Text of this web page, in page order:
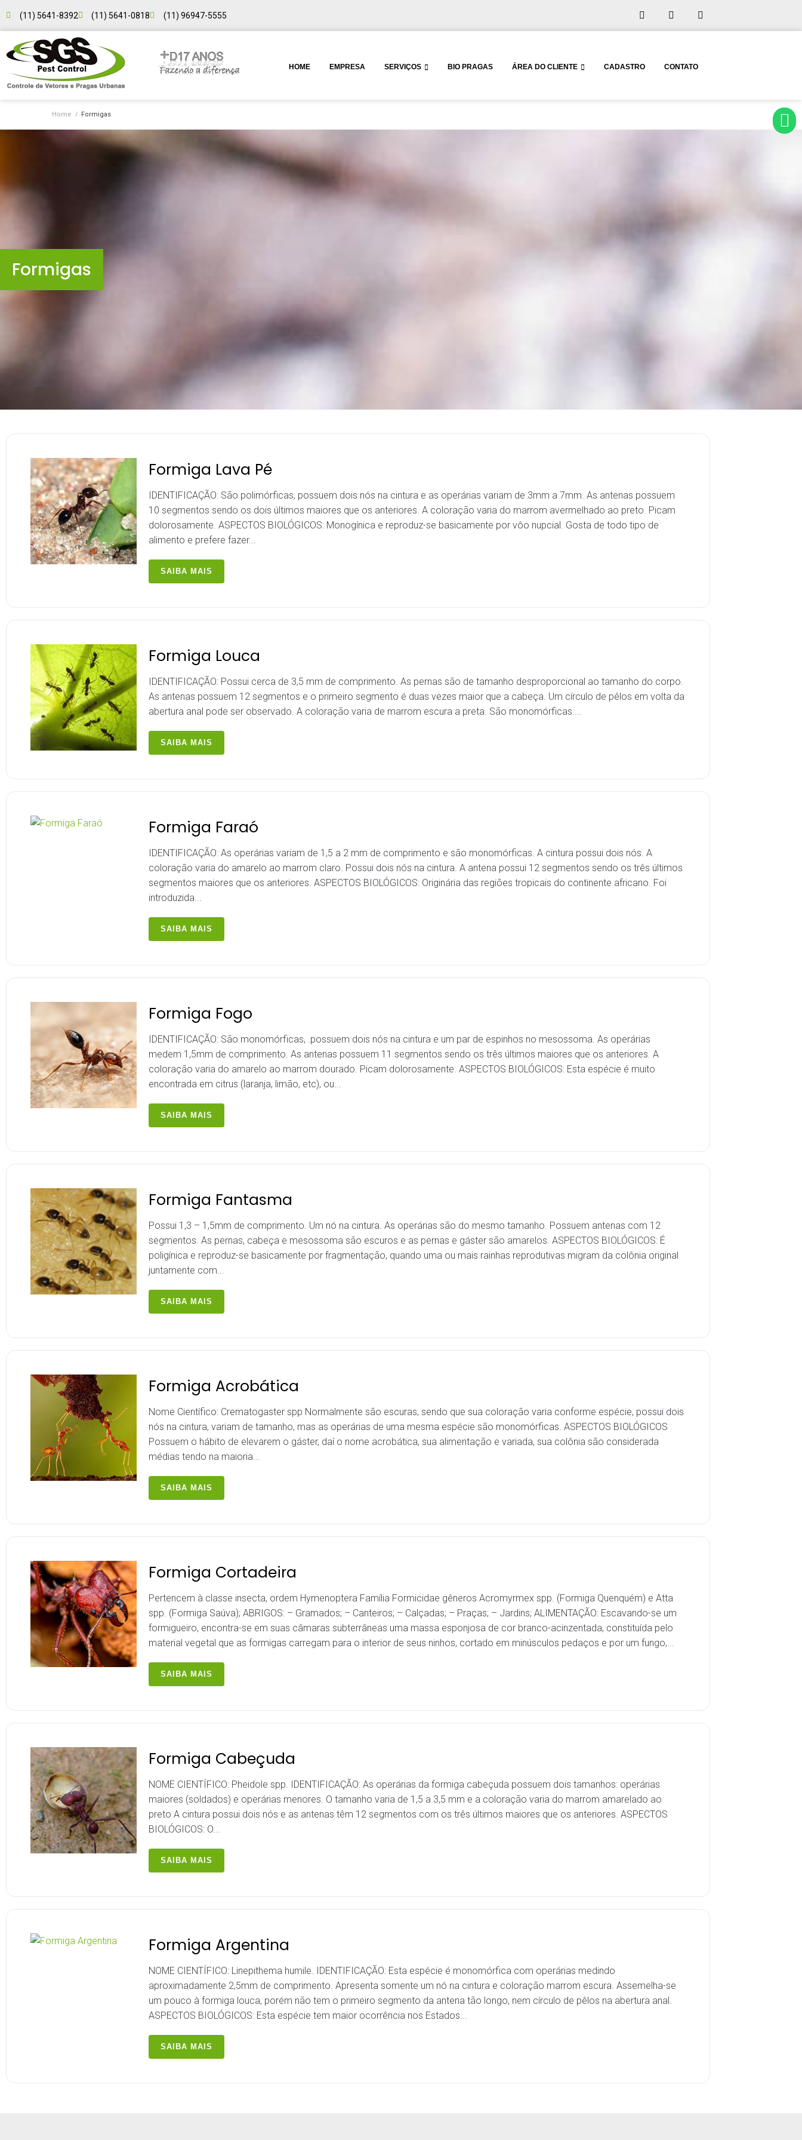
(11) 5641-8392 (11) 5641-0818 (11) 96947-5555
HOME EMPRESA SERVIÇOS BIO PRAGAS ÁREA DO CLIENTE CADASTRO CONTATO
Home / Formigas
Formigas
Formiga Lava Pé
IDENTIFICAÇÃO: São polimórficas, possuem dois nós na cintura e as operárias variam de 3mm a 7mm. As antenas possuem
10 segmentos sendo os dois últimos maiores que os anteriores. A coloração varia do marrom avermelhado ao preto. Picam
dolorosamente. ASPECTOS BIOLÓGICOS: Monogínica e reproduz-se basicamente por vôo nupcial. Gosta de todo tipo de
alimento e prefere fazer...
SAIBA MAIS
Formiga Louca
IDENTIFICAÇÃO: Possui cerca de 3,5 mm de comprimento. As pernas são de tamanho desproporcional ao tamanho do corpo.
As antenas possuem 12 segmentos e o primeiro segmento é duas vezes maior que a cabeça. Um círculo de pêlos em volta da
abertura anal pode ser observado. A coloração varia de marrom escura a preta. São monomórficas....
SAIBA MAIS
Formiga Faraó
IDENTIFICAÇÃO: As operárias variam de 1,5 a 2 mm de comprimento e são monomórficas. A cintura possui dois nós. A
coloração varia do amarelo ao marrom claro. Possui dois nós na cintura. A antena possui 12 segmentos sendo os três últimos
segmentos maiores que os anteriores. ASPECTOS BIOLÓGICOS: Originária das regiões tropicais do continente africano. Foi
introduzida...
SAIBA MAIS
Formiga Fogo
IDENTIFICAÇÃO: São monomórficas, .possuem dois nós na cintura e um par de espinhos no mesossoma. As operárias
medem 1,5mm de comprimento. As antenas possuem 11 segmentos sendo os três últimos maiores que os anteriores. A
coloração varia do amarelo ao marrom dourado. Picam dolorosamente. ASPECTOS BIOLÓGICOS: Esta espécie é muito
encontrada em citrus (laranja, limão, etc), ou...
SAIBA MAIS
Formiga Fantasma
Possui 1,3 – 1,5mm de comprimento. Um nó na cintura. As operárias são do mesmo tamanho. Possuem antenas com 12
segmentos. As pernas, cabeça e mesossoma são escuros e as pernas e gáster são amarelos. ASPECTOS BIOLÓGICOS: É
poligínica e reproduz-se basicamente por fragmentação, quando uma ou mais rainhas reprodutivas migram da colônia original
juntamente com...
SAIBA MAIS
Formiga Acrobática
Nome Científico: Crematogaster spp Normalmente são escuras, sendo que sua coloração varia conforme espécie, possui dois
nós na cintura, variam de tamanho, mas as operárias de uma mesma espécie são monomórficas. ASPECTOS BIOLÓGICOS
Possuem o hábito de elevarem o gáster, daí o nome acrobática, sua alimentação e variada, sua colônia são considerada
médias tendo na maioria...
SAIBA MAIS
Formiga Cortadeira
Pertencem à classe insecta, ordem Hymenoptera Família Formicidae gêneros Acromyrmex spp. (Formiga Quenquém) e Atta
spp. (Formiga Saúva); ABRIGOS: – Gramados; – Canteiros; – Calçadas; – Praças; – Jardins; ALIMENTAÇÃO: Escavando-se um
formigueiro, encontra-se em suas câmaras subterrâneas uma massa esponjosa de cor branco-acinzentada, constituída pelo
material vegetal que as formigas carregam para o interior de seus ninhos, cortado em minúsculos pedaços e por um fungo,...
SAIBA MAIS
Formiga Cabeçuda
NOME CIENTÍFICO: Pheidole spp. IDENTIFICAÇÃO: As operárias da formiga cabeçuda possuem dois tamanhos: operárias
maiores (soldados) e operárias menores. O tamanho varia de 1,5 a 3,5 mm e a coloração varia do marrom amarelado ao
preto A cintura possui dois nós e as antenas têm 12 segmentos com os três últimos maiores que os anteriores. ASPECTOS
BIOLÓGICOS: O...
SAIBA MAIS
Formiga Argentina
NOME CIENTÍFICO: Linepithema humile. IDENTIFICAÇÃO: Esta espécie é monomórfica com operárias medindo
aproximadamente 2,5mm de comprimento. Apresenta somente um nó na cintura e coloração marrom escura. Assemelha-se
um pouco à formiga louca, porém não tem o primeiro segmento da antena tão longo, nem círculo de pêlos na abertura anal.
ASPECTOS BIOLÓGICOS: Esta espécie tem maior ocorrência nos Estados...
SAIBA MAIS